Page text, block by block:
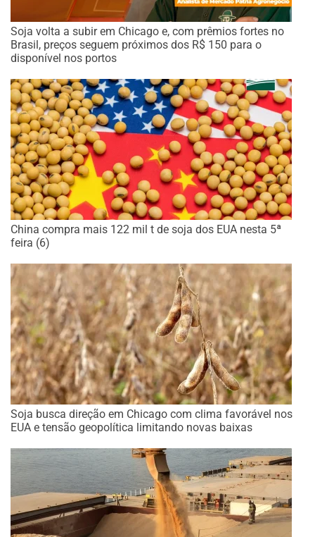
Soja volta a subir em Chicago e, com prêmios fortes no
Brasil, preços seguem próximos dos R$ 150 para o
disponível nos portos
China compra mais 122 mil t de soja dos EUA nesta 5ª
feira (6)
Soja busca direção em Chicago com clima favorável nos
EUA e tensão geopolítica limitando novas baixas